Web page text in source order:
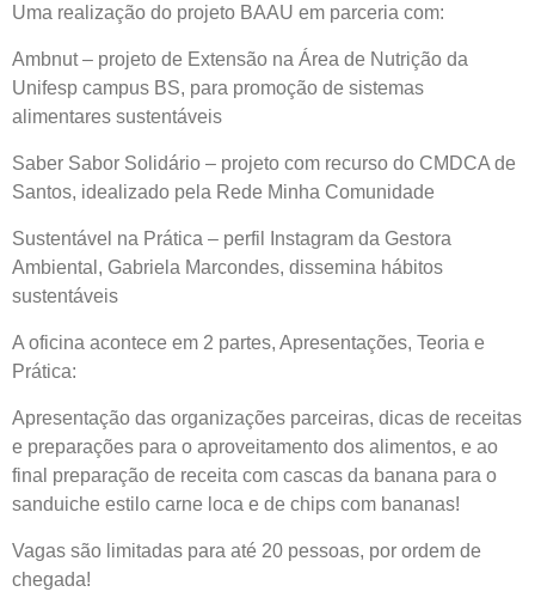
Uma realização do projeto BAAU em parceria com:
Ambnut – projeto de Extensão na Área de Nutrição da
Unifesp campus BS, para promoção de sistemas
alimentares sustentáveis
Saber Sabor Solidário – projeto com recurso do CMDCA de
Santos, idealizado pela Rede Minha Comunidade
Sustentável na Prática – perfil Instagram da Gestora
Ambiental, Gabriela Marcondes, dissemina hábitos
sustentáveis
A oficina acontece em 2 partes, Apresentações, Teoria e
Prática:
Apresentação das organizações parceiras, dicas de receitas
e preparações para o aproveitamento dos alimentos, e ao
final preparação de receita com cascas da banana para o
sanduiche estilo carne loca e de chips com bananas!
Vagas são limitadas para até 20 pessoas, por ordem de
chegada!